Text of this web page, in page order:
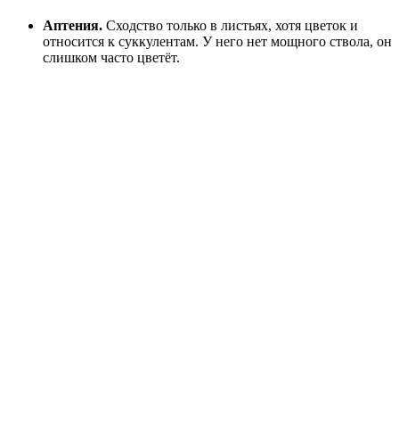
Аптения. Сходство только в листьях, хотя цветок и
относится к суккулентам. У него нет мощного ствола, он
слишком часто цветёт.